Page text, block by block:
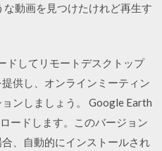
動画を見つけたけれど再生す
ドしてリモートデスクトップ
供し、オンラインミーティン
ンしましょう。 Google Earth
ードします。このバージョン
、自動的にインストールされ